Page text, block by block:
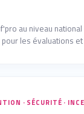
au niveau
les évaluations
· SÉCURITÉ ·